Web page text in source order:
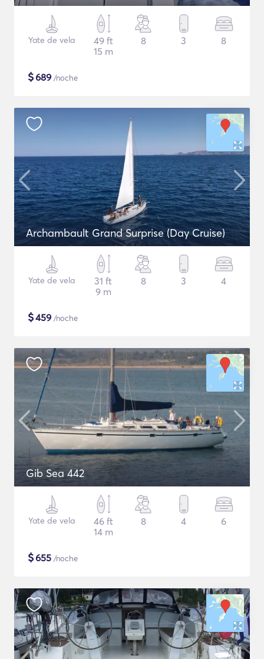
Yate de vela
49 ft
15 m
8 3 8
$689 /noche
Archambault Grand Surprise (Day Cruise)
Yate de vela
31 ft
9 m
8 3 4
$459 /noche
Gib Sea 442
Yate de vela
46 ft
14 m
8 4 6
$655 /noche